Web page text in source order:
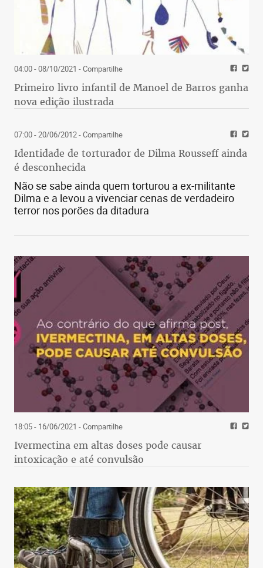
04:00 - 08/10/2021 - Compartilhe
Primeiro livro infantil de Manoel de Barros ganha
nova edição ilustrada
07:00 - 20/06/2012- Compartilhe
Identidade de torturador de Dilma Rousseff ainda
é desconhecida
Não se sabe ainda quem torturou a ex-militante
Dilma e a levou a vivenciar cenas de verdadeiro
terror nos porões da ditadura
18:05 - 16/06/2021 - Compartilhe
Ivermectina em altas doses pode causar
intoxicação e até convulsão